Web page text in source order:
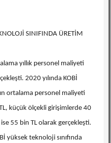
SINIFINDA ÜRETİM
yıllık personel maliyeti
2020 yılında KOBİ
ortalama personel maliyeti
küçük ölçekli girişimlerde 40
55 bin TL olarak gerçekleşti.
yüksek teknoloji sınıfında